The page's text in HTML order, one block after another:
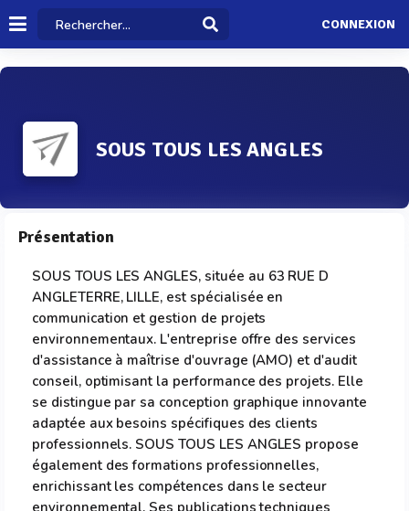
CONNEXION
SOUS TOUS LES ANGLES
Présentation
SOUS TOUS LES ANGLES, située au 63 RUE D
ANGLETERRE, LILLE, est spécialisée en
communication et gestion de projets
environnementaux. L'entreprise offre des services
d'assistance à maîtrise d'ouvrage (AMO) et d'audit
conseil, optimisant la performance des projets. Elle
se distingue par sa conception graphique innovante
adaptée aux besoins spécifiques des clients
professionnels. SOUS TOUS LES ANGLES propose
également des formations professionnelles,
enrichissant les compétences dans le secteur
environnemental. Ses publications techniques